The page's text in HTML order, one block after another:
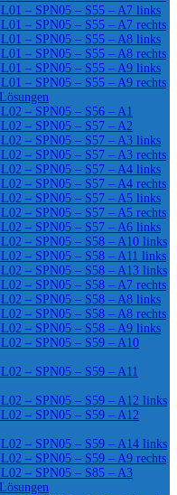
– SPN05 – S55 – A7 links
– SPN05 – S55 – A7 rechts
– SPN05 – S55 – A8 links
– SPN05 – S55 – A8 rechts
– SPN05 – S55 – A9 links
– SPN05 – S55 – A9 rechts
– SPN05 – S56 – A1
– SPN05 – S57 – A2
– SPN05 – S57 – A3 links
– SPN05 – S57 – A3 rechts
– SPN05 – S57 – A4 links
– SPN05 – S57 – A4 rechts
– SPN05 – S57 – A5 links
– SPN05 – S57 – A5 rechts
– SPN05 – S57 – A6 links
– SPN05 – S58 – A10 links
– SPN05 – S58 – A11 links
– SPN05 – S58 – A13 links
– SPN05 – S58 – A7 rechts
– SPN05 – S58 – A8 links
– SPN05 – S58 – A8 rechts
– SPN05 – S58 – A9 links
– SPN05 – S59 – A10
– SPN05 – S59 – A11
– SPN05 – S59 – A12 links
– SPN05 – S59 – A12
– SPN05 – S59 – A14 links
– SPN05 – S59 – A9 rechts
– SPN05 – S85 – A3